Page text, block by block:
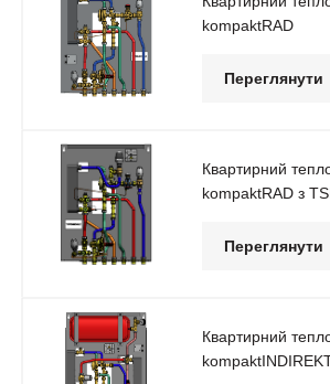
kompaktRAD
Переглянути
Квартирний
kompaktRAD з
Переглянути
Квартирний